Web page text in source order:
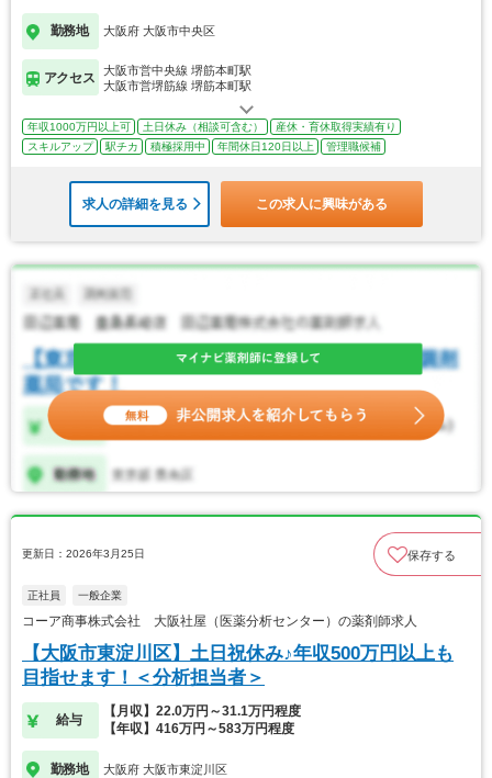
勤務地 大阪府 大阪市中央区
アクセス
大阪市営中央線 堺筋本町駅
大阪市営堺筋線 堺筋本町駅
年収1000万円以上可 土日休み（相談可含む）
産休・育休取得実績有り
スキルアップ
駅チカ 積極採用中 年間休日120日以上 管理職候補
求人の詳細を見る この求人に興味がある
更新日：2026年3月25日 保存する
正社員 一般企業
コーア商事株式会社 大阪社屋（医薬分析センター）の薬剤師求人
【大阪市東淀川区】土日祝休み♪年収500万円以上も
目指せます！＜分析担当者＞
給与
【月収】22.0万円～31.1万円程度
【年収】416万円～583万円程度
勤務地 大阪府 大阪市東淀川区